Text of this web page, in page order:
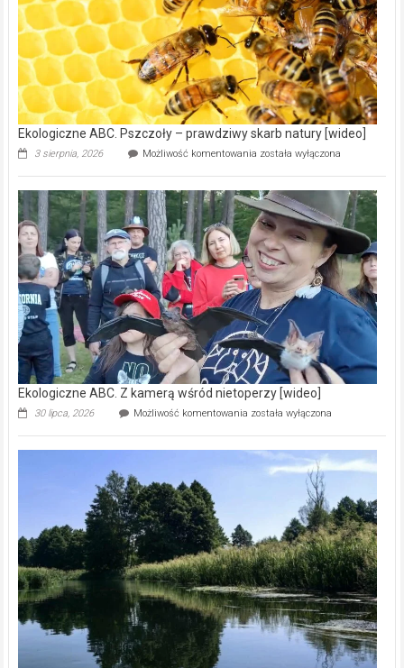
15,6
mln
na
modernizację
oczyszczalni
ścieków
[wideo]
Ekologiczne ABC. Pszczoły – prawdziwy skarb natury [wideo]
3 sierpnia, 2026 Możliwość komentowania Ekologiczne
–
prawdziwy
skarb
natury
[wideo]
została wyłączona
Ekologiczne ABC. Z kamerą wśród nietoperzy [wideo]
30 lipca, 2026 Możliwość komentowania Ekologiczne
kamerą
wśród
została wyłączona